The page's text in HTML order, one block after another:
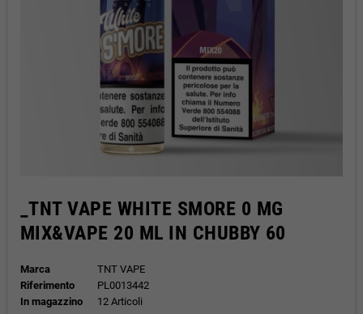
_TNT VAPE WHITE SMORE 0 MG
MIX&VAPE 20 ML IN CHUBBY 60
Marca
TNT VAPE
Riferimento
PL0013442
In magazzino
12 Articoli